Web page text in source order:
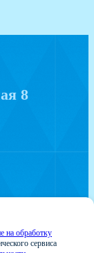
8
на обработку
сервиса